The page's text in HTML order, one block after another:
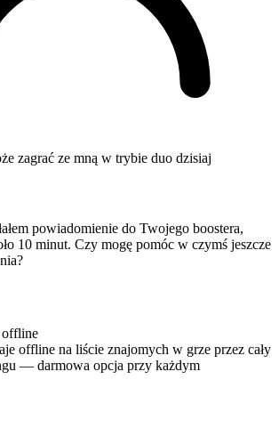
zagrać ze mną w trybie duo dzisiaj
powiadomienie do Twojego boostera,
10 minut. Czy mogę pomóc w czymś jeszcze
się w Twoim panelu zaraz po
oglądać same rozgrywki, dodaj
offline
offline na liście znajomych w grze przez cały
— darmowa opcja przy każdym